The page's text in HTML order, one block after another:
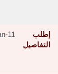
إطلب
التفاصيل
11-Jan